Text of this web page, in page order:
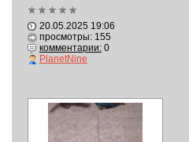
20.05.2025 19:06
просмотры: 155
комментарии:0
PlanetNine